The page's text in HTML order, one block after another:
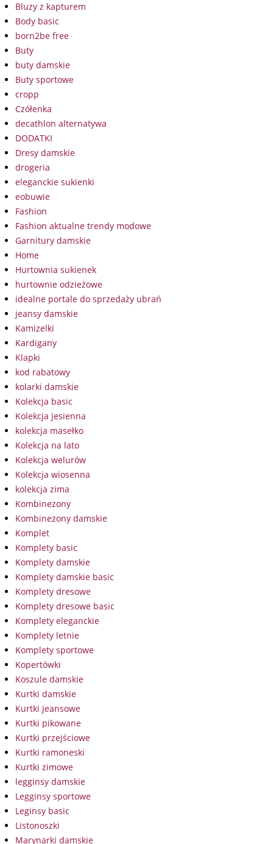
Bluzy z kapturem
Body basic
born2be free
Buty
buty damskie
Buty sportowe
cropp
Czółenka
decathlon alternatywa
DODATKI
Dresy damskie
drogeria
eleganckie sukienki
eobuwie
Fashion
Fashion aktualne trendy modowe
Garnitury damskie
Home
Hurtownia sukienek
hurtownie odzieżowe
idealne portale do sprzedaży ubrań
jeansy damskie
Kamizelki
Kardigany
Klapki
kod rabatowy
kolarki damskie
Kolekcja basic
Kolekcja jesienna
kolekcja masełko
Kolekcja na lato
Kolekcja welurów
Kolekcja wiosenna
kolekcja zima
Kombinezony
Kombinezony damskie
Komplet
Komplety basic
Komplety damskie
Komplety damskie basic
Komplety dresowe
Komplety dresowe basic
Komplety eleganckie
Komplety letnie
Komplety sportowe
Kopertówki
Koszule damskie
Kurtki damskie
Kurtki jeansowe
Kurtki pikowane
Kurtki przejściowe
Kurtki ramoneski
Kurtki zimowe
legginsy damskie
Legginsy sportowe
Leginsy basic
Listonoszki
Marynarki damskie